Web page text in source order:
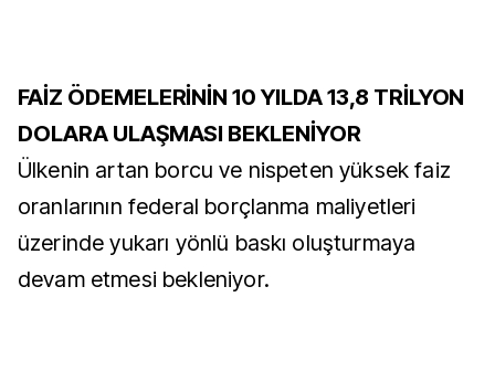
FAİZ ÖDEMELERİNİN 10 YILDA 13,8 TRİLYON
DOLARA ULAŞMASI BEKLENİYOR
Ülkenin artan borcu ve nispeten yüksek faiz
oranlarının federal borçlanma maliyetleri
üzerinde yukarı yönlü baskı oluşturmaya
devam etmesi bekleniyor.